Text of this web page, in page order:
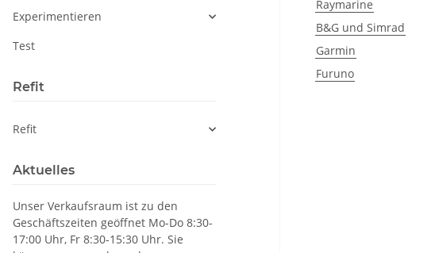
Raymarine
B&G und Simrad
Garmin
Furuno
Experimentieren
Test
Refit
Refit
Aktuelles
Unser Verkaufsraum ist zu den
Geschäftszeiten geöffnet Mo-Do 8:30-
17:00 Uhr, Fr 8:30-15:30 Uhr. Sie